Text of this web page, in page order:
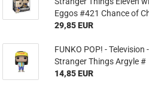
Eggos #421 Chan­ce of
29,85 EUR
FUNKO POP! - Te­le­vi­si­on -
Stran­ger Things Ar­gyle #
14,85 EUR